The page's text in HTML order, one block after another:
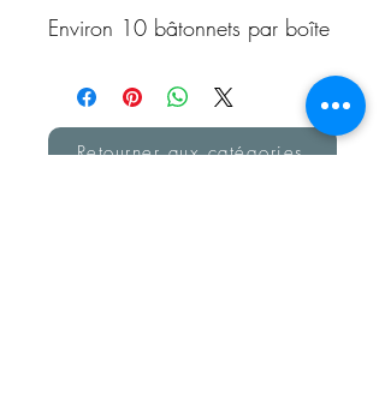
Environ 10 bâtonnets par boîte
Retourner aux catégories